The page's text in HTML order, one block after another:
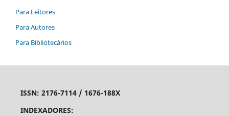
Para Leitores
Para Autores
Para Bibliotecários
ISSN: 2176-7114 / 1676-188X
INDEXADORES: